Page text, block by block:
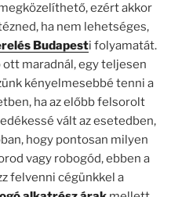
ezért akkor
ha nem lehetséges,
Budapesti folyamatát.
maradnál, egy teljesen
kényelmesebbé tenni a
ha az előbb felsorolt
vált az esetedben,
hogy pontosan milyen
vagy robogód, ebben a
felvenni cégünkkel a